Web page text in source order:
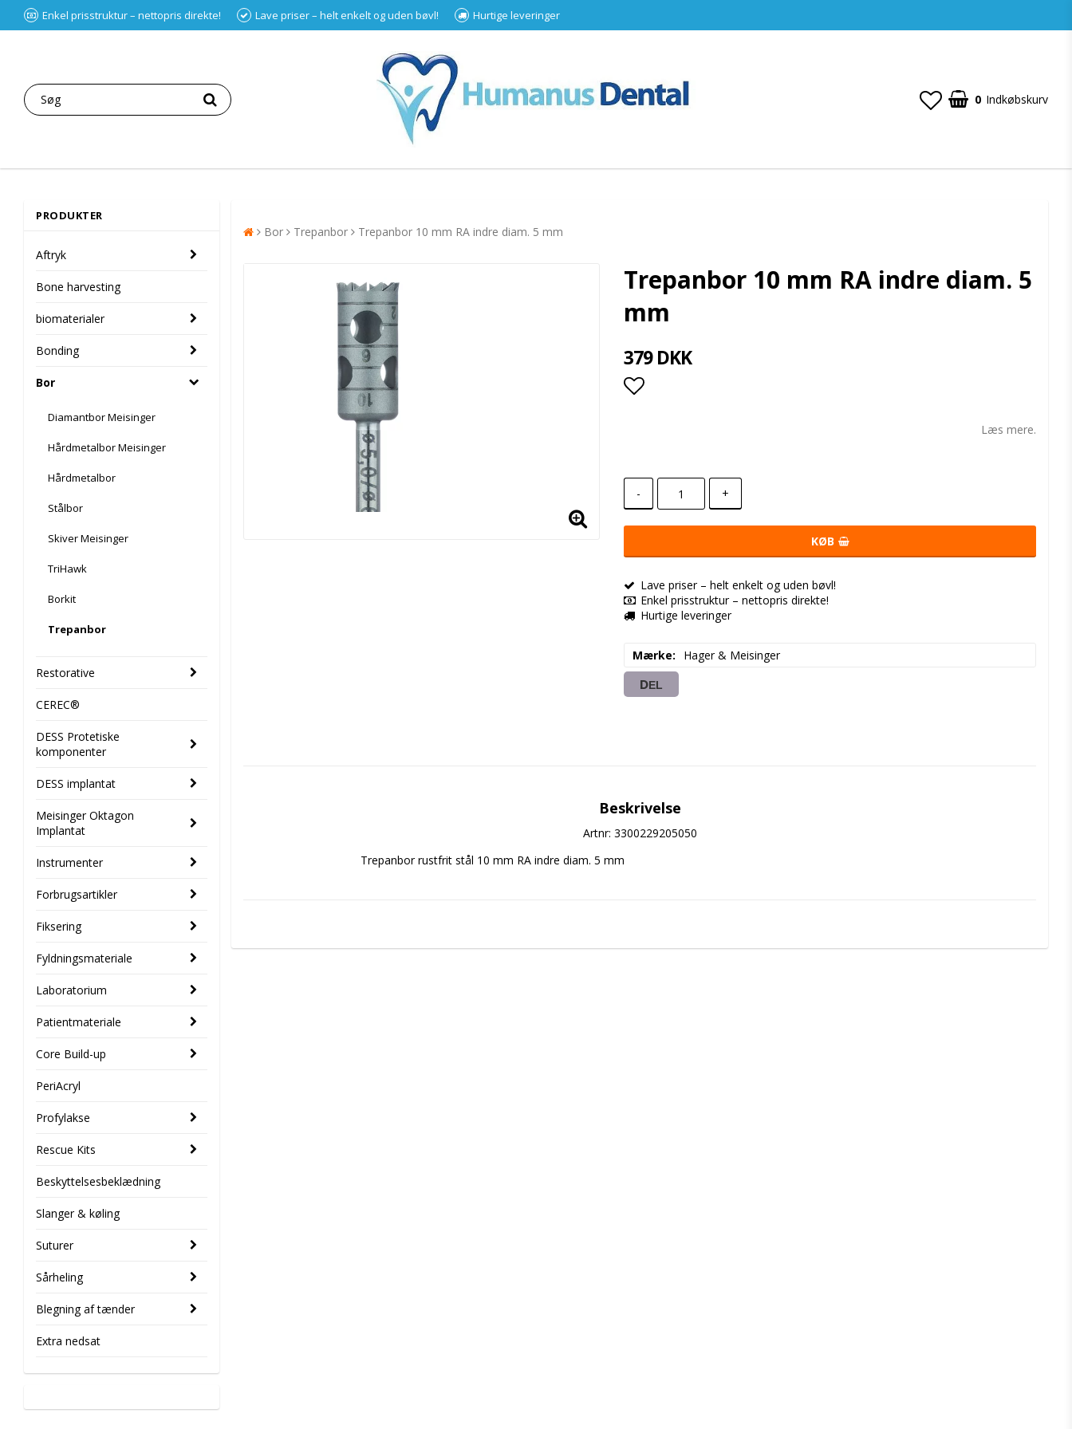
Enkel prisstruktur – nettopris direkte! Lave priser – helt enkelt og uden bøvl! Hurtige leveringer
0 Indkøbskurv
PRODUKTER
Aftryk
Bone harvesting
biomaterialer
Bonding
Bor
Diamantbor Meisinger
Hårdmetalbor Meisinger
Hårdmetalbor
Stålbor
Skiver Meisinger
TriHawk
Borkit
Trepanbor
Restorative
CEREC®
DESS Protetiske
komponenter
DESS implantat
Meisinger Oktagon
Implantat
Instrumenter
Forbrugsartikler
Fiksering
Fyldningsmateriale
Laboratorium
Patientmateriale
Core Build-up
PeriAcryl
Profylakse
Rescue Kits
Beskyttelsesbeklædning
Slanger & køling
Suturer
Sårheling
Blegning af tænder
Extra nedsat
Bor Trepanbor Trepanbor 10 mm RA indre diam. 5 mm
Trepanbor 10 mm RA indre diam. 5
mm
379 DKK
Læs mere.
- +
KØB
Lave priser – helt enkelt og uden bøvl!
Enkel prisstruktur – nettopris direkte!
Hurtige leveringer
Mærke Hager & Meisinger
DEL
Beskrivelse
Artnr: 3300229205050
Trepanbor rustfrit stål 10 mm RA indre diam. 5 mm